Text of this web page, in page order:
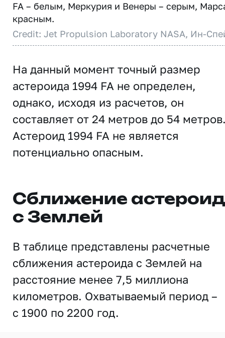
FA – белым, Меркурия и Венеры – серым,
красным.
Credit: Jet Propulsion Laboratory NASA, Ин-
На данный момент точный размер
астероида 1994 FA не определен,
однако, исходя из расчетов, он
составляет от 24 метров до 54
Астероид 1994 FA не является
потенциально опасным.
Сближение
с Землей
В таблице представлены расчетные
сближения астероида с Землей на
расстояние менее 7,5 миллиона
километров. Охватываемый период –
с 1900 по 2200 год.